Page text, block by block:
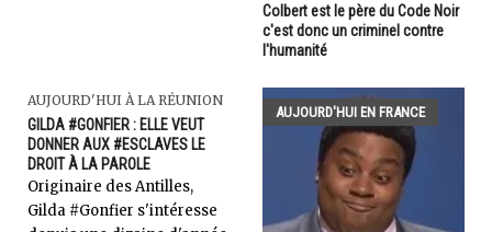
Colbert est le père du Code Noir
c'est donc un criminel contre
l'humanité
AUJOURD'HUI À LA RÉUNION
GILDA #GONFIER : ELLE VEUT
DONNER AUX #ESCLAVES LE
DROIT À LA PAROLE
Originaire des Antilles,
Gilda #Gonfier s'intéresse
AUJOURD'HUI EN FRANCE